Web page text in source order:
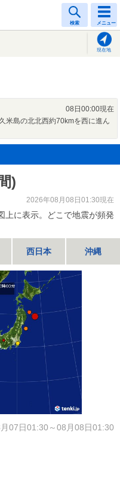
検索 メニュー
現在地
08日00:00現在
米島の北北西約70kmを西に進ん
)
2026年08月08日01:30現在
上に表示。どこで地震が頻発
西日本 沖縄
07日01:30～08月08日01:30